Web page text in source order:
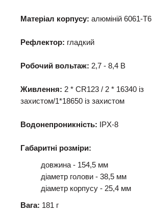
Матеріал корпусу: алюміній 6061-Т6
Рефлектор: гладкий
Робочий вольтаж: 2,7 - 8,4 В
Живлення: 2 * CR123 / 2 * 16340 із
захистом/1*18650 із захистом
Водонепроникність: IPX-8
Габаритні розміри:
довжина - 154,5 мм
діаметр голови - 38,5 мм
діаметр корпусу - 25,4 мм
Вага: 181 г